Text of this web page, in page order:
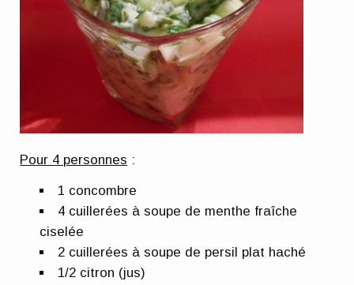
Pour 4 personnes :
1 concombre
4 cuillerées à soupe de menthe fraîche
ciselée
2 cuillerées à soupe de persil plat haché
1/2 citron (jus)